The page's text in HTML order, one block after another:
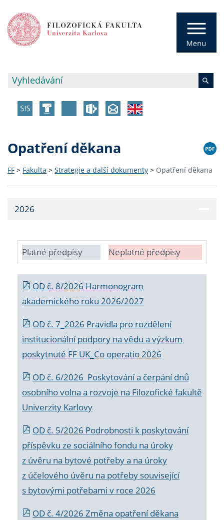
Opatření děkana
FF > Fakulta > Strategie a další dokumenty > Opatření děkana
2026
Platné předpisy Neplatné předpisy
OD č. 8/2026 Harmonogram
akademického roku 2026/2027
OD č. 7_2026 Pravidla pro rozdělení
institucionální podpory na vědu a výzkum
poskytnuté FF UK_Co operatio 2026
OD č. 6/2026 Poskytování a čerpání dnů
osobního volna a rozvoje na Filozofické fakultě
Univerzity Karlovy
OD č. 5/2026 Podrobnosti k poskytování
příspěvku ze sociálního fondu na úroky
z úvěru na bytové potřeby a na úroky
z účelového úvěru na potřeby související
s bytovými potřebami v roce 2026
OD č. 4/2026 Změna opatření děkana